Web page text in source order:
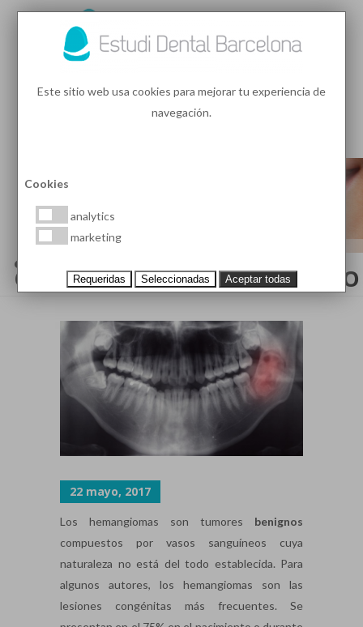
¿QUÉ ES UN HEMANGIOMA
ORAL? CAUSAS Y TRATAMIENTO
22 mayo, 2017
Los hemangiomas son tumores benignos
compuestos por vasos sanguíneos cuya
naturaleza no está del todo establecida. Para
algunos autores, los hemangiomas son las
lesiones congénitas más frecuentes. Se
Este sitio web usa cookies para mejorar tu experiencia de
navegación.
Cookies
analytics
marketing
Requeridas Seleccionadas Aceptar todas